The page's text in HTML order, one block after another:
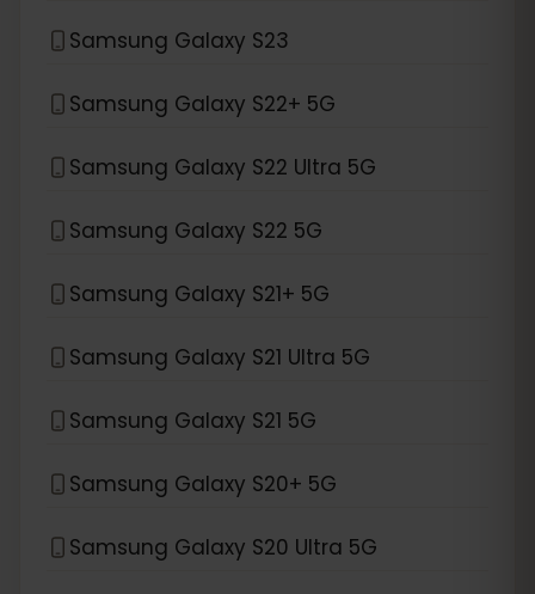
Samsung Galaxy S23
Samsung Galaxy S22+ 5G
Samsung Galaxy S22 Ultra 5G
Samsung Galaxy S22 5G
Samsung Galaxy S21+ 5G
Samsung Galaxy S21 Ultra 5G
Samsung Galaxy S21 5G
Samsung Galaxy S20+ 5G
Samsung Galaxy S20 Ultra 5G